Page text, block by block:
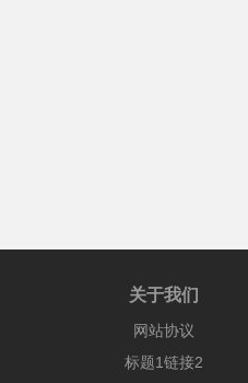
关于我们
网站协议
标题1链接2